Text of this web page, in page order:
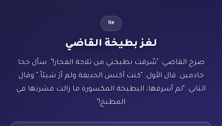
lie
لغز بطيخة القاضي
صرخ القاضي: "سُرقت بطيختي من ثلاجة الفخار!". سأل جحا
خادمين. قال الأول: "كنت أكنس الحديقة ولم أرَ شيئاً." وقال
الثاني: "لم أسرقها، البطيخة المكسورة ما زالت قشرتها في
المطبخ!"